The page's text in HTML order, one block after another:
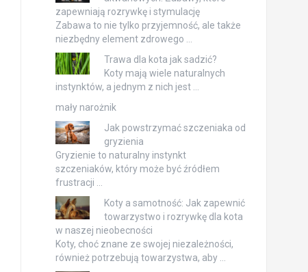
zapewniają rozrywkę i stymulację
Zabawa to nie tylko przyjemność, ale także
niezbędny element zdrowego …
Trawa dla kota jak sadzić?
Koty mają wiele naturalnych
instynktów, a jednym z nich jest …
mały narożnik
Jak powstrzymać szczeniaka od
gryzienia
Gryzienie to naturalny instynkt
szczeniaków, który może być źródłem
frustracji …
Koty a samotność: Jak zapewnić
towarzystwo i rozrywkę dla kota
w naszej nieobecności
Koty, choć znane ze swojej niezależności,
również potrzebują towarzystwa, aby …